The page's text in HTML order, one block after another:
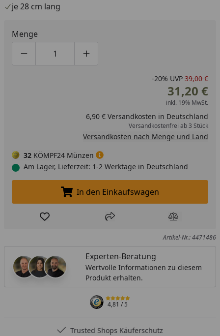
je 28 cm lang
Menge
Produktmenge um eins verringern
Produktmenge manuell eingeben
Produktmenge um eins erhöhen
-20% UVP 39,00 €
31,20 €
inkl. 19% MwSt.
6,90 € Versandkosten in Deutschland
Versandkostenfrei ab 3 Stück
Versandkosten nach Menge und Land
32 KÖMPF24 Münzen
Am Lager, Lieferzeit: 1-2 Werktage in Deutschland
In den Einkaufswagen legen
In den Einkaufswagen
Produkt zur Wunschliste hinzufügen
Teilen Produkt
Artikel-Nr.: 4471486
Experten-Beratung
Wertvolle Informationen zu diesem
Produkt erhalten.
4,81/ 5
Trusted Shops Käuferschutz